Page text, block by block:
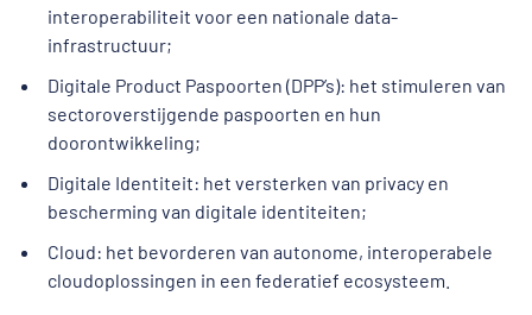
interoperabiliteit voor een nationale data-
infrastructuur;
Digitale Product Paspoorten (DPP’s): het stimuleren van
sectoroverstijgende paspoorten en hun
doorontwikkeling;
Digitale Identiteit: het versterken van privacy en
bescherming van digitale identiteiten;
Cloud: het bevorderen van autonome, interoperabele
cloudoplossingen in een federatief ecosysteem.